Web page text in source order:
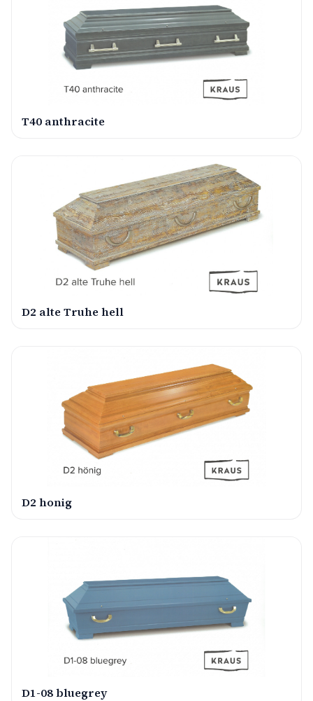
T40 anthracite
D2 alte Truhe hell
D2 honig
D1-08 bluegrey